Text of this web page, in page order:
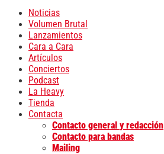
Noticias
Volumen Brutal
Lanzamientos
Cara a Cara
Artículos
Conciertos
Podcast
La Heavy
Tienda
Contacta
Contacto general y redacción
Contacto para bandas
Mailing